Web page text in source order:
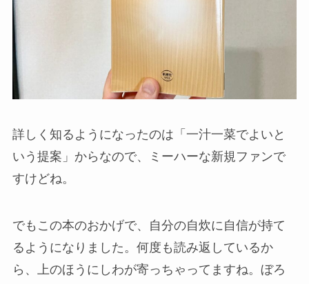
詳しく知るようになったのは「一汁一菜でよいと
いう提案」からなので、ミーハーな新規ファンで
すけどね。
でもこの本のおかげで、自分の自炊に自信が持て
るようになりました。何度も読み返しているか
ら、上のほうにしわが寄っちゃってますね。ぼろ